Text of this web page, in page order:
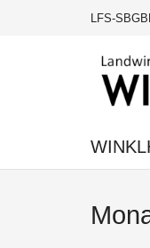
LFS-SBG